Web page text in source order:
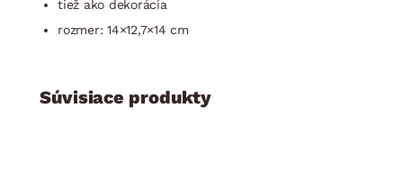
tiež ako dekorácia
rozmer: 14×12,7×14 cm
Súvisiace produkty